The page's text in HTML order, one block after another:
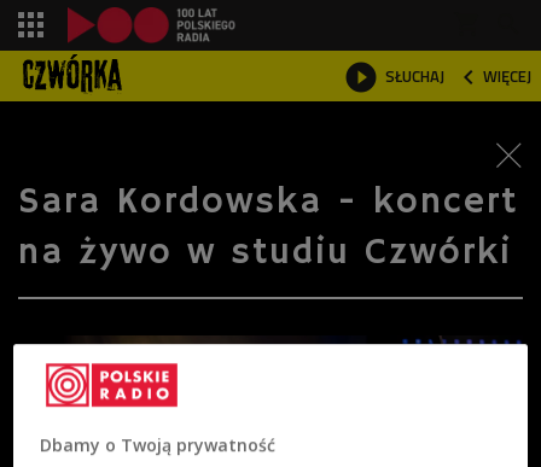
 SŁUCHAJ  WIĘCEJ

Sara Kordowska - koncert
na żywo w studiu Czwórki
Dbamy o Twoją prywatność